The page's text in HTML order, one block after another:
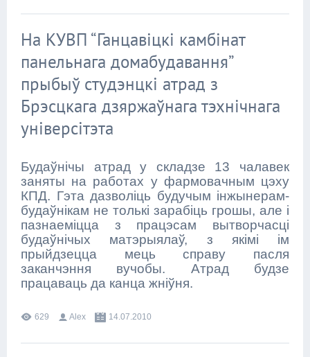
На КУВП “Ганцавіцкі камбінат
панельнага домабудавання”
прыбыў студэнцкі атрад з
Брэсцкага дзяржаўнага тэхнічнага
універсітэта
Будаўнічы атрад у складзе 13 чалавек
заняты на работах у фармовачным цэху
КПД. Гэта дазволіць будучым інжынерам-
будаўнікам не толькі зарабіць грошы, але і
пазнаеміцца з працэсам вытворчасці
будаўнічых матэрыялаў, з якімі ім
прыйдзецца мець справу пасля
заканчэння вучобы. Атрад будзе
працаваць да канца жніўня.
629 Alex 14.07.2010